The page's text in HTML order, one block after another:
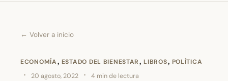
← Volver a inicio
ECONOMÍA, ESTADO DEL BIENESTAR,LIBROS, POLÍTICA
· 20 agosto, 2022 · 4 min de lectura